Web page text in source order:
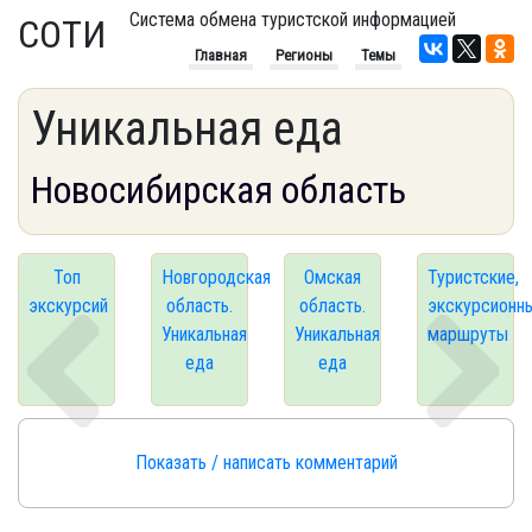
СОТИ Система обмена туристской информацией
Главная Регионы Темы
Уникальная еда
Новосибирская область
Топ
экскурсий
Новгородская
область.
Уникальная
еда
Омская
область.
Уникальная
еда
Туристские,
маршруты
Показать / написать комментарий